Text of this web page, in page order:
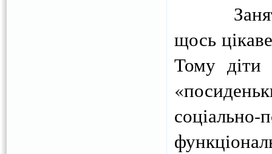
Заняття
щось
Тому діти
соціально-